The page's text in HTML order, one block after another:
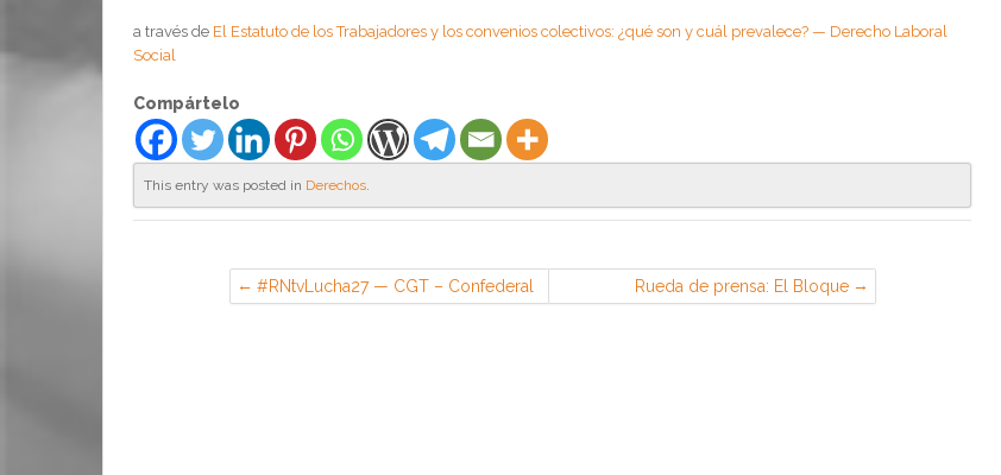
a través de El Estatuto de los Trabajadores y los convenios colectivos: ¿qué son y cuál prevalece? — Derecho Laboral
Social
Compártelo
This entry was posted in Derechos.
#RNtvLucha27 — CGT – Confederal
Rueda de prensa: El Bloque
Combativo explica las razones para